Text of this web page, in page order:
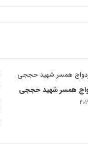
ی
د
س
همسر شهید حججی